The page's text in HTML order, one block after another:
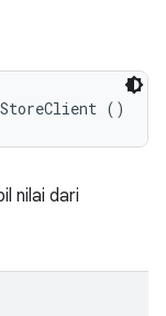
()
nilai dari